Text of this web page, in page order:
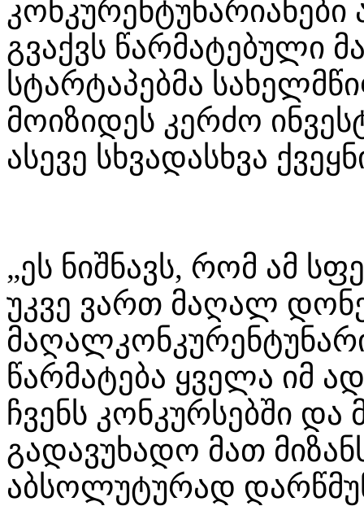
გვაქვს წარმატებული
სტარტაპებმა
მოიზიდეს კერძო
ასევე სხვადასხვა
„ეს ნიშნავს, რომ ამ
უკვე ვართ მაღალ
წარმატება ყველა იმ
ჩვენს კონკურსებში
გადავუხადო მათ
აბსოლუტურად